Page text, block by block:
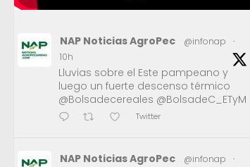
NAP Noticias AgroPec @infonap
·
10h
Lluvias sobre el Este pampeano y
luego un fuerte descenso térmico
@Bolsadecereales @BolsadeC_ETyM
Twitter
NAP Noticias AgroPec @infonap
·